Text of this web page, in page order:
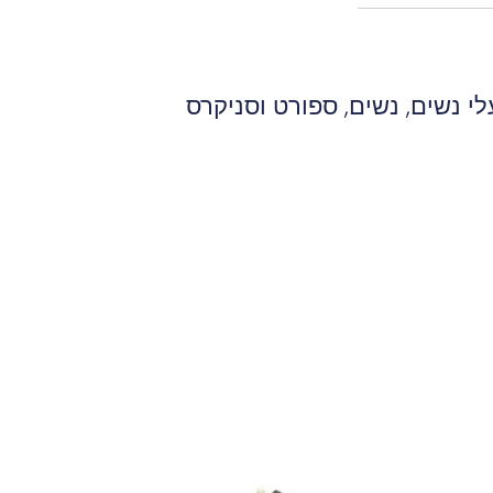
נשים, נשים,ספורט וסניקרס